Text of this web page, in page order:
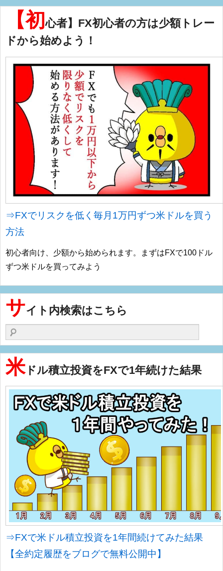
【初心者】FX初心者の方は少額トレー
ドから始めよう！
⇒FXでリスクを低く毎月1万円ずつ米ドルを買う
方法
初心者向け、少額から始められます。まずはFXで100ドル
ずつ米ドルを買ってみよう
サイト内検索はこちら
検索する
米ドル積立投資をFXで1年続けた結果
⇒FXで米ドル積立投資を1年間続けてみた結果
【全約定履歴をブログで無料公開中】